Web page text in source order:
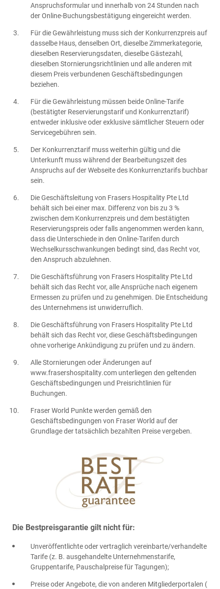
Anspruchsformular und innerhalb von 24 Stunden nach
der Online-Buchungsbestätigung eingereicht werden.
Für die Gewährleistung muss sich der Konkurrenzpreis auf
dasselbe Haus, denselben Ort, dieselbe Zimmerkategorie,
dieselben Reservierungsdaten, dieselbe Gästezahl,
dieselben Stornierungsrichtlinien und alle anderen mit
diesem Preis verbundenen Geschäftsbedingungen
beziehen.
Für die Gewährleistung müssen beide Online-Tarife
(bestätigter Reservierungstarif und Konkurrenztarif)
entweder inklusive oder exklusive sämtlicher Steuern oder
Servicegebühren sein.
Der Konkurrenztarif muss weiterhin gültig und die
Unterkunft muss während der Bearbeitungszeit des
Anspruchs auf der Webseite des Konkurrenztarifs buchbar
sein.
Die Geschäftsleitung von Frasers Hospitality Pte Ltd
behält sich bei einer max. Differenz von bis zu 3 %
zwischen dem Konkurrenzpreis und dem bestätigten
Reservierungspreis oder falls angenommen werden kann,
dass die Unterschiede in den Online-Tarifen durch
Wechselkursschwankungen bedingt sind, das Recht vor,
den Anspruch abzulehnen.
Die Geschäftsführung von Frasers Hospitality Pte Ltd
behält sich das Recht vor, alle Ansprüche nach eigenem
Ermessen zu prüfen und zu genehmigen. Die Entscheidung
des Unternehmens ist unwiderruflich.
Die Geschäftsführung von Frasers Hospitality Pte Ltd
behält sich das Recht vor, diese Geschäftsbedingungen
ohne vorherige Ankündigung zu prüfen und zu ändern.
Alle Stornierungen oder Änderungen auf
www.frasershospitality.com unterliegen den geltenden
Geschäftsbedingungen und Preisrichtlinien für
Buchungen.
Fraser World Punkte werden gemäß den
Geschäftsbedingungen von Fraser World auf der
Grundlage der tatsächlich bezahlten Preise vergeben.
Die Bestpreisgarantie gilt nicht für:
Unveröffentlichte oder vertraglich vereinbarte/verhandelte
Tarife (z. B. ausgehandelte Unternehmenstarife,
Gruppentarife, Pauschalpreise für Tagungen);
Preise oder Angebote, die von anderen Mitgliederportalen (